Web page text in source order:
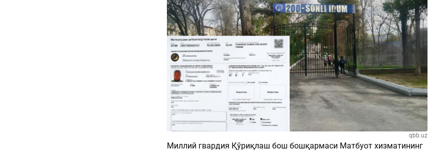
qbb.uz
Миллий гвардия Қўриқлаш бош бошқармаси Матбуот хизматининг